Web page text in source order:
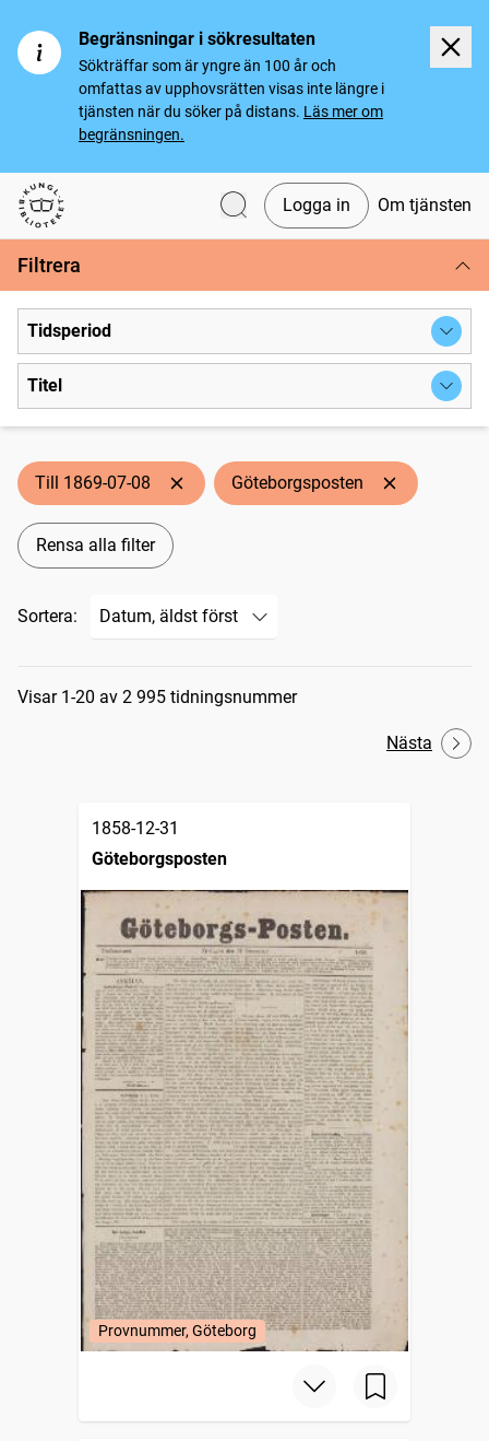
Begränsningar i sökresultaten
Sökträffar som är yngre än 100 år och
omfattas av upphovsrätten visas inte längre i
tjänsten när du söker på distans. Läs mer om
begränsningen.
Svenska tidningar
Logga in Om tjänsten
Filtrera
Tidsperiod
Titel
Till 1869-07-08 Göteborgsposten
Rensa alla filter
Sortera:
Sökresultat
Visar 1-20 av 2 995 tidningsnummer
Nästa
1858-12-31
Göteborgsposten
Provnummer, Göteborg